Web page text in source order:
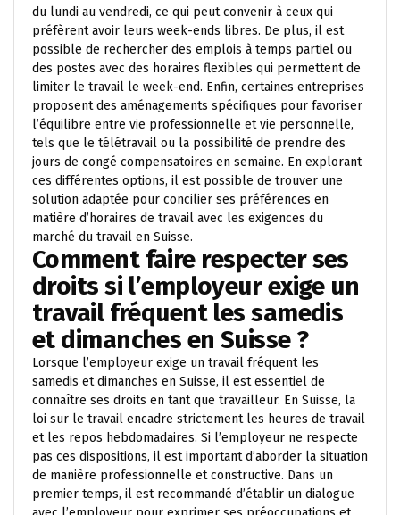
du lundi au vendredi, ce qui peut convenir à ceux qui
préfèrent avoir leurs week-ends libres. De plus, il est
possible de rechercher des emplois à temps partiel ou
des postes avec des horaires flexibles qui permettent de
limiter le travail le week-end. Enfin, certaines entreprises
proposent des aménagements spécifiques pour favoriser
l’équilibre entre vie professionnelle et vie personnelle,
tels que le télétravail ou la possibilité de prendre des
jours de congé compensatoires en semaine. En explorant
ces différentes options, il est possible de trouver une
solution adaptée pour concilier ses préférences en
matière d’horaires de travail avec les exigences du
marché du travail en Suisse.
Comment faire respecter ses
droits si l’employeur exige un
travail fréquent les samedis
et dimanches en Suisse ?
Lorsque l’employeur exige un travail fréquent les
samedis et dimanches en Suisse, il est essentiel de
connaître ses droits en tant que travailleur. En Suisse, la
loi sur le travail encadre strictement les heures de travail
et les repos hebdomadaires. Si l’employeur ne respecte
pas ces dispositions, il est important d’aborder la situation
de manière professionnelle et constructive. Dans un
premier temps, il est recommandé d’établir un dialogue